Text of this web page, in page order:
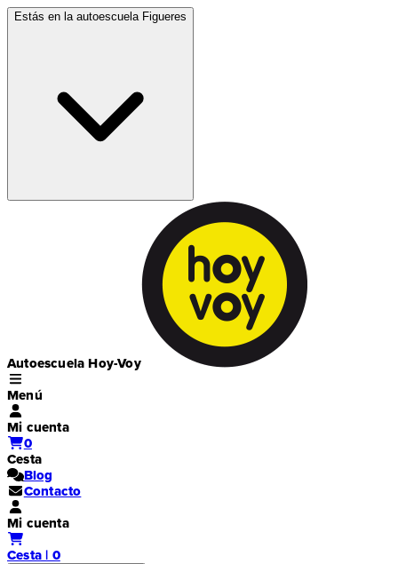
Estás en la autoescuela Figueres
Autoescuela Hoy-Voy
Menú
Mi cuenta
0
Cesta
Blog
Contacto
Mi cuenta
Cesta | 0